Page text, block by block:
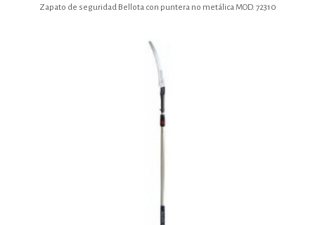
Zapato de seguridad Bellota con puntera no metálica MOD. 72310